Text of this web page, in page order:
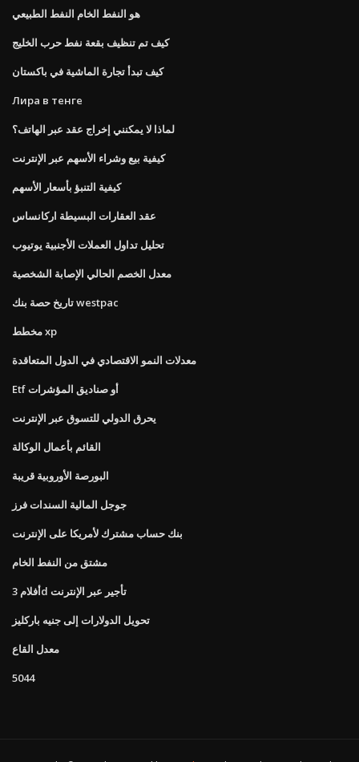
هو النفط الخام النفط الطبيعي
كيف تم تنظيف بقعة نفط حرب الخليج
كيف تبدأ تجارة الماشية في باكستان
Лира в тенге
لماذا لا يمكنني إخراج عقد عبر الهاتف؟
كيفية بيع وشراء الأسهم عبر الإنترنت
كيفية التنبؤ بأسعار الأسهم
عقد العقارات البسيطة اركانساس
تحليل تداول العملات الأجنبية يوتيوب
معدل الخصم الحالي الإصابة الشخصية
تاريخ حصة بنك westpac
مخطط xp
معدلات النمو الاقتصادي في الدول المتعاقدة
Etf أو صناديق المؤشرات
يحرق الدولي للتسوق عبر الإنترنت
القائم بأعمال الوكالة
البورصة الأوروبية قريبة
جوجل المالية السندات فرز
بنك حساب مشترك لأمريكا على الإنترنت
مشتق من النفط الخام
أفلام 3d تأجير عبر الإنترنت
تحويل الدولارات إلى جنيه باركليز
معدل القاع
5044